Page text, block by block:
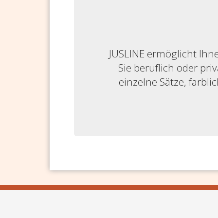
JUSLINE ermöglicht
Sie beruflich oder
einzelne Sätze,